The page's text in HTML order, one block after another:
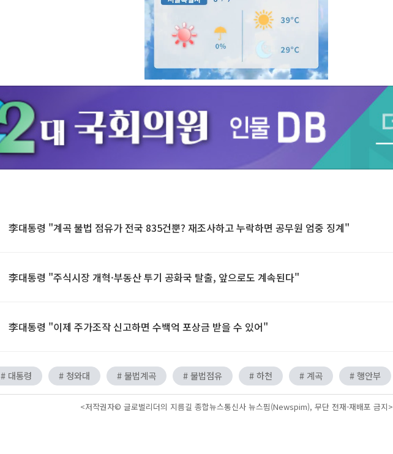
Unmute
李대통령 "계곡 불법 점유가 전국 835건뿐? 재조사하고 누락하면 공무원 엄중 징계"
李대통령 "주식시장 개혁·부동산 투기 공화국 탈출, 앞으로도 계속된다"
李대통령 "이제 주가조작 신고하면 수백억 포상금 받을 수 있어"
# 대통령 # 청와대 # 불법계곡 # 불법점유 # 하천 # 계곡 # 행안부
<저작권자© 글로벌리더의 지름길 종합뉴스통신사 뉴스핌(Newspim), 무단 전재-재배포 금지>